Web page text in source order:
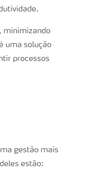
minimizando
uma solução
processos
gestão mais
estão: